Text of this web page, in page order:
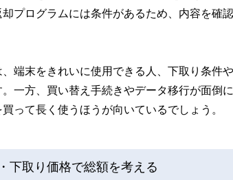
プログラムには条件があるため、内容を確
端末をきれいに使用できる人、下取り条件
一方、買い替え手続きやデータ移行が面倒
って長く使うほうが向いているでしょう。
下取り価格で総額を考える